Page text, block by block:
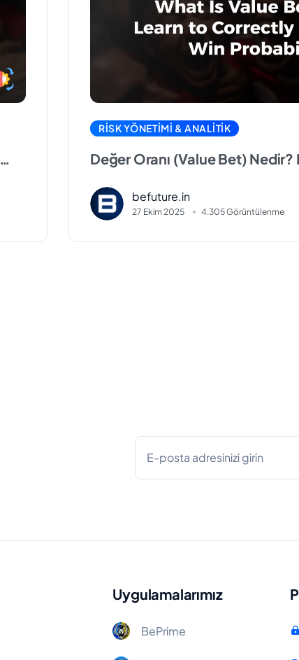
RISK YÖNETIMI & ANALITIK
Değer Oranı (Value Bet)
befuture.in
27 Ekim 2025 4.305 Görüntülenme
Uygulamalarımız
BePrime